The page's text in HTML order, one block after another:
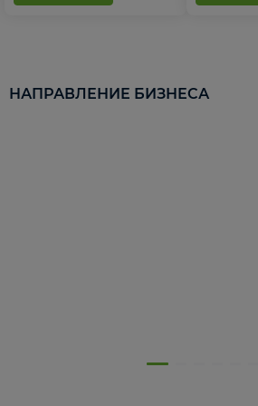
НАПРАВЛЕНИЕ БИЗНЕСА